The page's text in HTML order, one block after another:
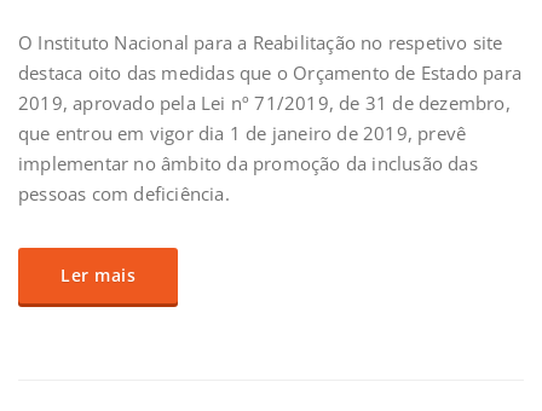
O Instituto Nacional para a Reabilitação no respetivo site
destaca oito das medidas que o Orçamento de Estado para
2019, aprovado pela Lei nº 71/2019, de 31 de dezembro,
que entrou em vigor dia 1 de janeiro de 2019, prevê
implementar no âmbito da promoção da inclusão das
pessoas com deficiência.
Ler mais